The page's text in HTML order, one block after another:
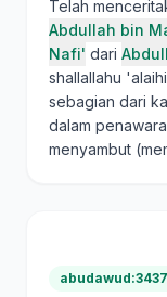
Telah
Abdullah bin
Nafi' dari
shallallahu
sebagian dari
dalam
menyambut
abudawud:3437